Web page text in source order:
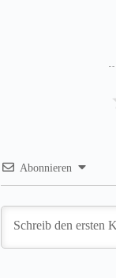
Abonnieren